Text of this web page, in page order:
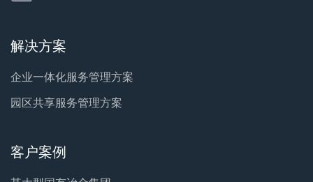
解决方案
企业一体化服务管理方案
园区共享服务管理方案
客户案例